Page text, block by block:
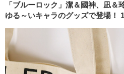
ゲーム
海外イベント
俳優・タレント
ビジネス
アニメ
書評
動画
アニメ
アニメ！アニメ！TV
連載・コラム
「ブルーロック」潔＆國神、凪
ゆる～いキャラのグッズで登場！